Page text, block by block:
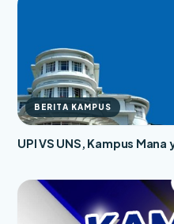
BERITA KAMPUS
UPI VS UNS, Kampus